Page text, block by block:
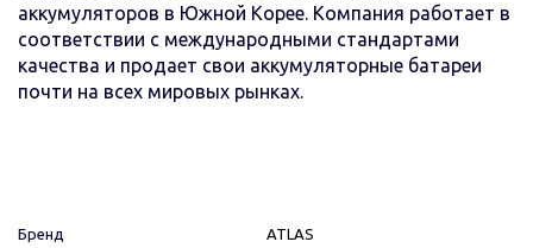
аккумуляторов в Южной Корее. Компания работает в
соответствии с международными стандартами
качества и продает свои аккумуляторные батареи
почти на всех мировых рынках.
Бренд ATLAS